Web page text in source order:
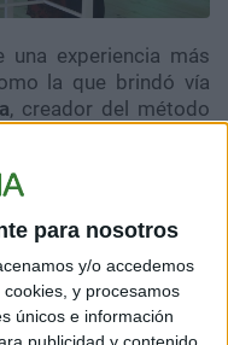
para nosotros
y/o accedemos
y procesamos
únicos e información
publicidad y contenido
una experiencia más
la que brindó vía
, creador del método
por el
sanas y